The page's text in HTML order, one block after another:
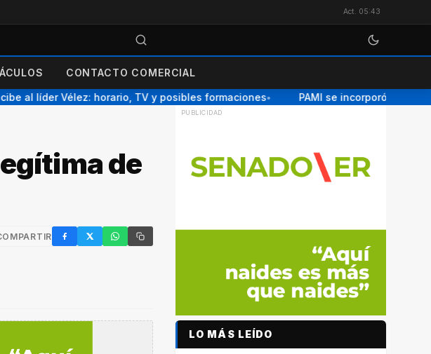
Act. 05:43
CONTACTO COMERCIAL
al líder Vélez: horario, TV y posibles formaciones● PAMI se incorporó a la red
de
FacebookX / TwitterWhatsAppCopiar enlace
LO MÁS LEÍDO